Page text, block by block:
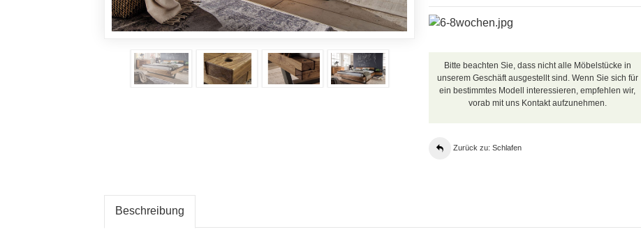
Bitte beachten Sie, dass nicht alle Möbelstücke in
unserem Geschäft ausgestellt sind. Wenn Sie sich für
ein bestimmtes Modell interessieren, empfehlen wir,
vorab mit uns Kontakt aufzunehmen.
Zurück zu: Schlafen
Beschreibung